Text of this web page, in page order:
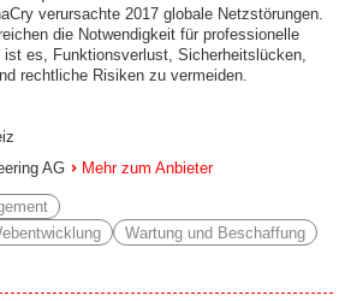
verursachte 2017 globale Netzstörungen.
die Notwendigkeit für professionelle
es, Funktionsverlust, Sicherheitslücken,
rechtliche Risiken zu vermeiden.
AG Mehr zum Anbieter
Wartung und Beschaffung